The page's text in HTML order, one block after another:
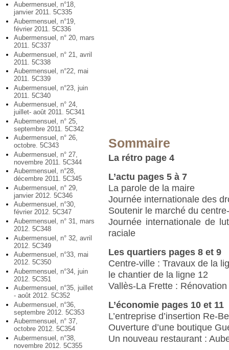
Aubermensuel, n°18,
janvier 2011. 5C335
Aubermensuel, n°19,
février 2011. 5C336
Aubermensuel, n° 20, mars
2011. 5C337
Aubermensuel, n° 21, avril
2011. 5C338
Aubermensuel, n°22, mai
2011. 5C339
Aubermensuel, n°23, juin
2011. 5C340
Aubermensuel, n° 24,
juillet- août 2011. 5C341
Aubermensuel, n° 25,
septembre 2011. 5C342
Aubermensuel, n° 26,
octobre. 5C343
Aubermensuel, n° 27,
novembre 2011. 5C344
Aubermensuel, n°28,
décembre 2011. 5C345
Aubermensuel, n° 29,
janvier 2012. 5C346
Aubermensuel, n°30,
février 2012. 5C347
Aubermensuel, n° 31, mars
2012. 5C348
Aubermensuel, n° 32, avril
2012. 5C349
Aubermensuel, n°33, mai
2012. 5C350
Aubermensuel, n°34, juin
2012. 5C351
Aubermensuel, n°35, juillet
- août 2012. 5C352
Aubermensuel, n°36,
septembre 2012. 5C353
Aubermensuel, n° 37,
octobre 2012. 5C354
Aubermensuel, n°38,
novembre 2012. 5C355
Sommaire
La rétro page 4
L’actu pages 5 à 7
La parole de la maire
Journée internationale des
Soutenir le marché du
Journée internationale de
raciale
Les quartiers pages 8 et 9
Centre-ville : Travaux de la
le chantier de la ligne 12
Vallès-La Frette :
L’économie pages 10 et 11
L’entreprise d’insertion Re-
Ouverture d’une boutique
Un nouveau restaurant :